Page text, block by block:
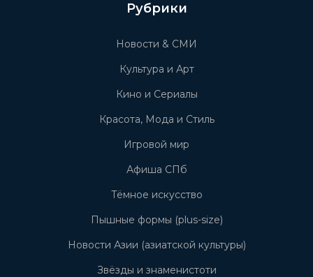
Рубрики
Новости & СМИ
Культура и Арт
Кино и Сериалы
Красота, Мода и Стиль
Игровой мир
Афиша СПб
Тёмное искусство
Пышные формы (plus-size)
Новости Азии (азиатской культуры)
Звёзды и знаменистоти